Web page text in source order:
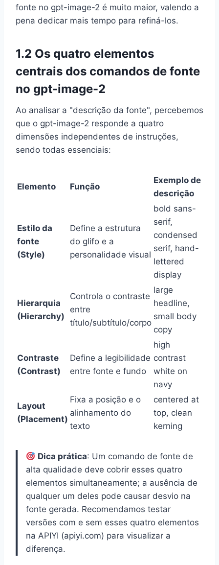
fonte no gpt-image-2 é muito maior, valendo a
pena dedicar mais tempo para refiná-los.
1.2 Os quatro elementos
centrais dos comandos de fonte
no gpt-image-2
Ao analisar a "descrição da fonte", percebemos
que o gpt-image-2 responde a quatro
dimensões independentes de instruções,
sendo todas essenciais:
Elemento Função
Exemplo de
descrição
Estilo da
fonte
(Style)
Define a estrutura
do glifo e a
personalidade visual
bold sans-
serif,
condensed
serif, hand-
lettered
display
Hierarquia
(Hierarchy)
Controla o contraste
entre
título/subtítulo/corpo
large
headline,
small body
copy
Contraste
(Contrast)
Define a legibilidade
entre fonte e fundo
high
contrast
white on
navy
Layout
(Placement)
Fixa a posição e o
alinhamento do
texto
centered at
top, clean
kerning
Dica prática: Um comando de fonte de
alta qualidade deve cobrir esses quatro
elementos simultaneamente; a ausência de
qualquer um deles pode causar desvio na
fonte gerada. Recomendamos testar
versões com e sem esses quatro elementos
na APIYI (apiyi.com) para visualizar a
diferença.